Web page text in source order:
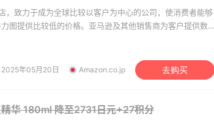
致力于成为全球比较以客户为中心的公司，使消费者能够
图提供比较低的价格。亚马逊及其他销售商为客户提供数
2025年05月20日 Amazon.co.jp 去购买
精华 180ml降至2731日元+27积分网：美妆礼遇！满$150